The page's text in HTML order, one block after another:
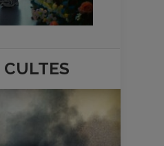
CULTES